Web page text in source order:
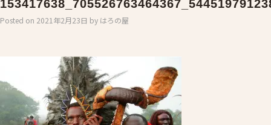
Posted on 2021年2月23日 by はろの屋